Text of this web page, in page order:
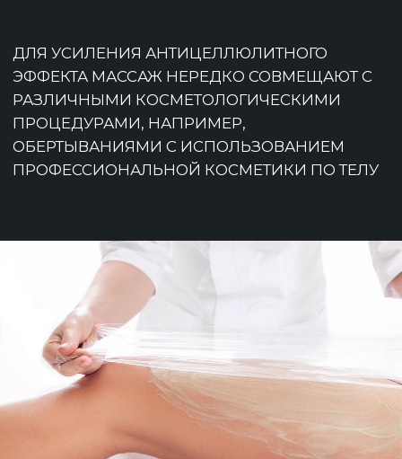
ТЕЛА;
СИЛЬНЫЕ ОТЕЧНЫЕ ЯВЛЕНИЯ;
СНИЖЕНИЕ ЧУВСТВИТЕЛЬНОСТИ В
МЕСТАХ ПОЯВЛЕНИЯ ЦЕЛЛЮЛИТА.